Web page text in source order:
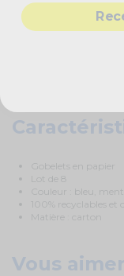
Donnez du pep's à
avec ces gobelets
simple.
Gobelets en papier
Lot de 8
Couleur : bleu,
100% recyclables et
Matière : carton
Vous